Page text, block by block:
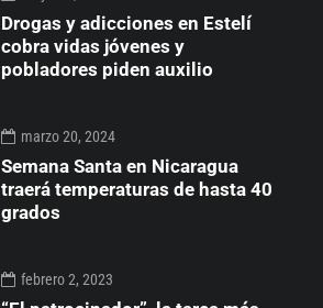
Drogas y adicciones en Estelí
cobra vidas jóvenes y
pobladores piden auxilio
marzo 20, 2024
Semana Santa en Nicaragua
traerá temperaturas de hasta 40
grados
febrero 2, 2023